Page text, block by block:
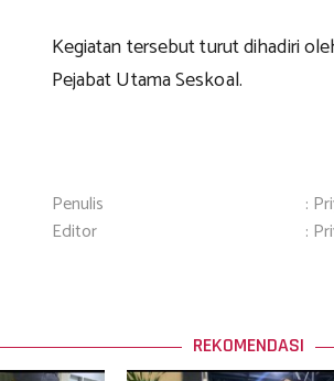
Kegiatan tersebut turut dihadiri
Pejabat Utama Seskoal.
Penulis
:
Editor
:
REKOMENDASI